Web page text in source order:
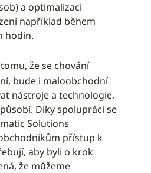
a optimalizaci
například během
hodin.
že se chování
bude i maloobchodní
nástroje a technologie,
Díky spolupráci se
Solutions
přístup k
aby byli o krok
že můžeme